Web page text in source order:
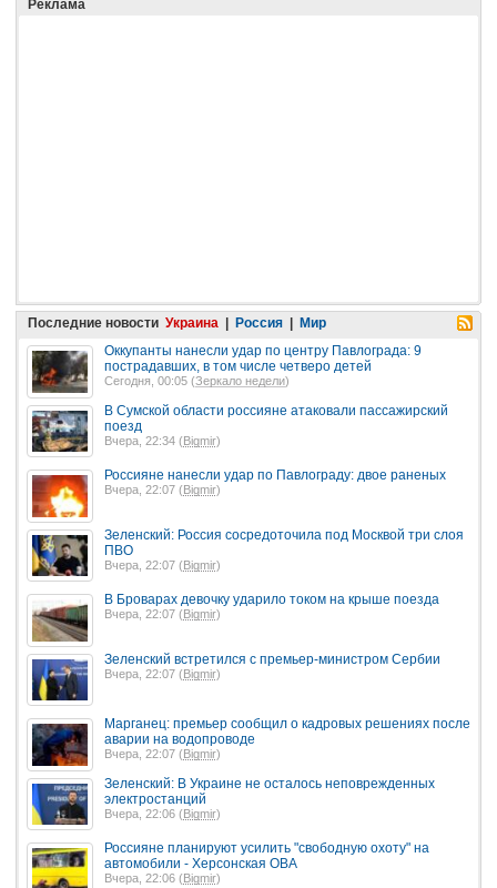
Реклама
Последние новости Украина Россия
Мир
Оккупанты нанесли удар по центру Павлограда: 9
пострадавших, в том числе четверо детей
Сегодня, 00:05 (Зеркало недели)
В Сумской области россияне атаковали пассажирский
поезд
Вчера, 22:34 (Bigmir)
Россияне нанесли удар по Павлограду: двое раненых
Вчера, 22:07 (Bigmir)
Зеленский: Россия сосредоточила под Москвой три слоя
ПВО
Вчера, 22:07 (Bigmir)
В Броварах девочку ударило током на крыше поезда
Вчера, 22:07 (Bigmir)
Зеленский встретился с премьер-министром Сербии
Вчера, 22:07 (Bigmir)
Марганец: премьер сообщил о кадровых решениях после
аварии на водопроводе
Вчера, 22:07 (Bigmir)
Зеленский: В Украине не осталось неповрежденных
электростанций
Вчера, 22:06 (Bigmir)
Россияне планируют усилить "свободную охоту" на
автомобили - Херсонская ОВА
Вчера, 22:06 (Bigmir)